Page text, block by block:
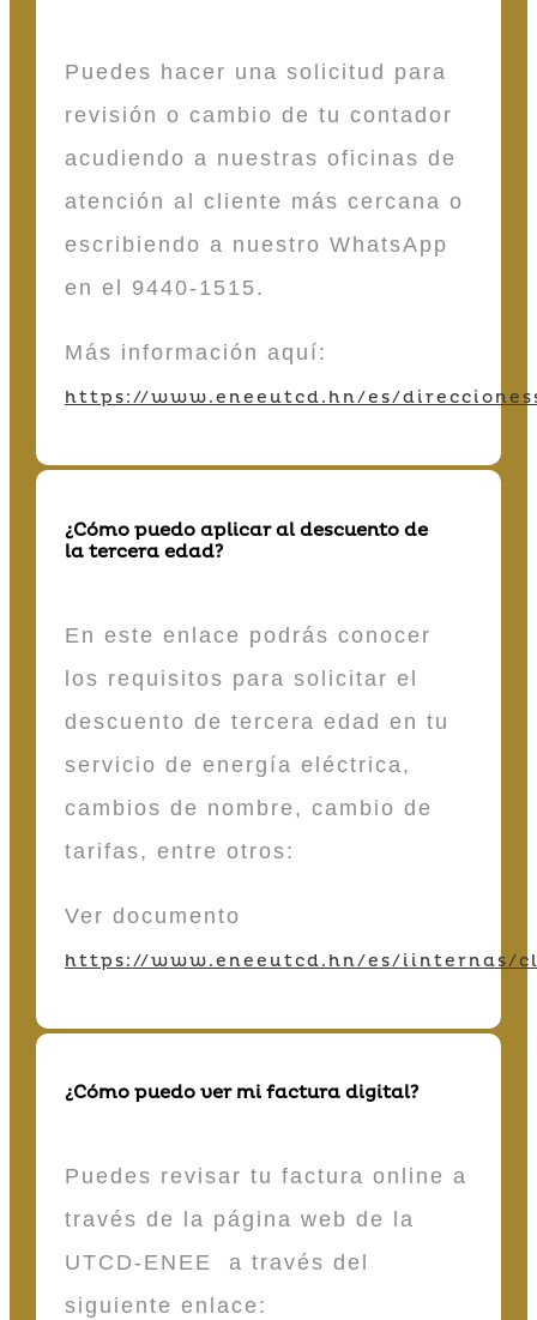
Puedes hacer una solicitud para
revisión o cambio de tu contador
acudiendo a nuestras oficinas de
atención al cliente más cercana o
escribiendo a nuestro WhatsApp
en el 9440-1515.
Más información aquí:
https://www.eneeutcd.hn/es/
¿Cómo puedo aplicar al descuento de
la tercera edad?
En este enlace podrás conocer
los requisitos para solicitar el
descuento de tercera edad en tu
servicio de energía eléctrica,
cambios de nombre, cambio de
tarifas, entre otros:
Ver documento
https://www.eneeutcd.hn/es/iinternas/
¿Cómo puedo ver mi factura digital?
Puedes revisar tu factura online a
través de la página web de la
UTCD-ENEE a través del
siguiente enlace: